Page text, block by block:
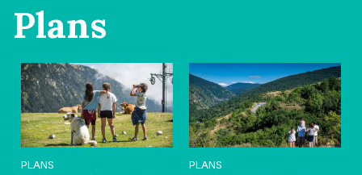
Plans
PLANS PLANS